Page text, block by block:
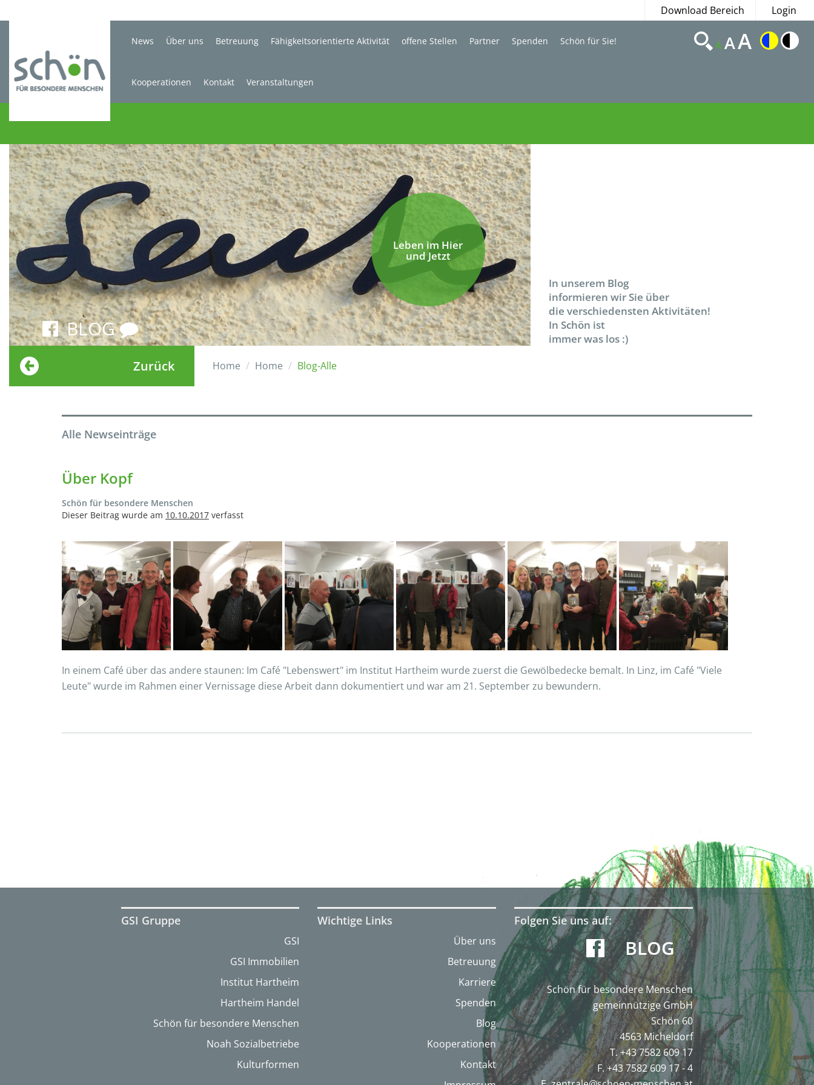
Download Bereich Login
News Über uns Betreuung Fähigkeitsorientierte Aktivität offene Stellen Partner Spenden Schön für Sie!
Kooperationen Kontakt Veranstaltungen
AAA
Leben im Hier
und Jetzt
BLOG
In unserem Blog
informieren wir Sie über
die verschiedensten Aktivitäten!
In Schön ist
immer was los :)
Zurück Home Home Blog-Alle
Alle Newseinträge
Über Kopf
Schön für besondere Menschen
Dieser Beitrag wurde am 10.10.2017 verfasst
In einem Café über das andere staunen: Im Café "Lebenswert" im Institut Hartheim wurde zuerst die Gewölbedecke bemalt. In Linz, im Café "Viele
Leute" wurde im Rahmen einer Vernissage diese Arbeit dann dokumentiert und war am 21. September zu bewundern.
GSI Gruppe
GSI
GSI Immobilien
Institut Hartheim
Hartheim Handel
Schön für besondere Menschen
Noah Sozialbetriebe
Kulturformen
Wichtige Links
Über uns
Betreuung
Karriere
Spenden
Blog
Kooperationen
Kontakt
Folgen Sie uns auf:
BLOG
Schön für besondere Menschen
gemeinnützige GmbH
Schön 60
4563 Micheldorf
T. +43 7582 609 17
F. +43 7582 609 17 - 4